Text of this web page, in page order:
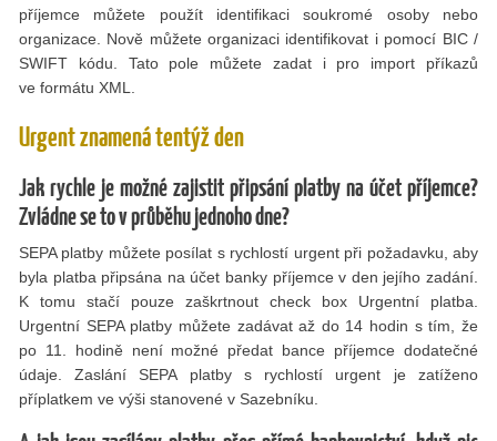
příjemce můžete použít identifikaci soukromé osoby nebo
organizace. Nově můžete organizaci identifikovat i pomocí BIC /
SWIFT kódu. Tato pole můžete zadat i pro import příkazů
ve formátu XML.
Urgent znamená tentýž den
Jak rychle je možné zajistit připsání platby na účet příjemce?
Zvládne se to v průběhu jednoho dne?
SEPA platby můžete posílat s rychlostí urgent při požadavku, aby
byla platba připsána na účet banky příjemce v den jejího zadání.
K tomu stačí pouze zaškrtnout check box Urgentní platba.
Urgentní SEPA platby můžete zadávat až do 14 hodin s tím, že
po 11. hodině není možné předat bance příjemce dodatečné
údaje. Zaslání SEPA platby s rychlostí urgent je zatíženo
příplatkem ve výši stanovené v Sazebníku.